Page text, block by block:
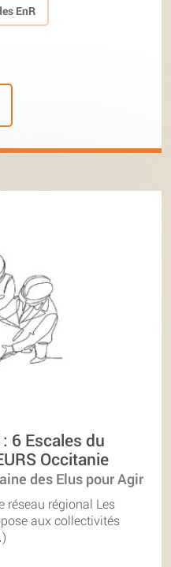
EnR
6 Escales du
Occitanie
des Elus pour Agir
réseau régional Les
aux collectivités